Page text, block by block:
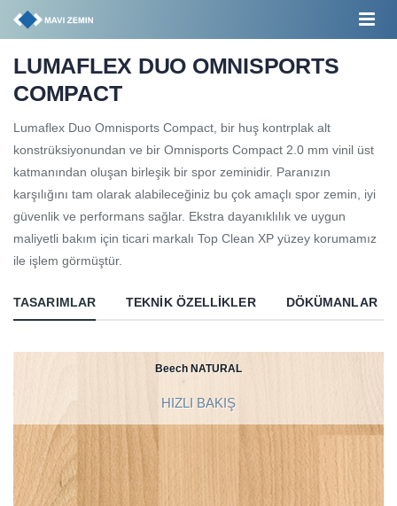
LUMAFLEX DUO OMNISPORTS
COMPACT
Lumaflex Duo Omnisports Compact, bir huş kontrplak alt
konstrüksiyonundan ve bir Omnisports Compact 2.0 mm vinil üst
katmanından oluşan birleşik bir spor zeminidir. Paranızın
karşılığını tam olarak alabileceğiniz bu çok amaçlı spor zemin, iyi
güvenlik ve performans sağlar. Ekstra dayanıklılık ve uygun
maliyetli bakım için ticari markalı Top Clean XP yüzey korumamız
ile işlem görmüştür.
TASARIMLAR TEKNIK ÖZELLIKLER DÖKÜMANLAR
Beech NATURAL
HIZLI BAKIŞ